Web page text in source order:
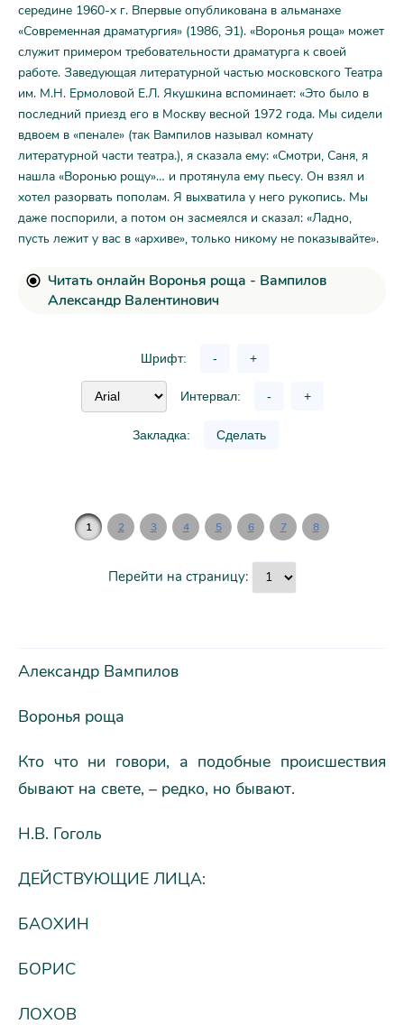
середине 1960-х г. Впервые опубликована в альманахе
«Современная драматургия» (1986, Э1). «Воронья роща» может
служит примером требовательности драматурга к своей
работе. Заведующая литературной частью московского Театра
им. М.Н. Ермоловой Е.Л. Якушкина вспоминает: «Это было в
последний приезд его в Москву весной 1972 года. Мы сидели
вдвоем в «пенале» (так Вампилов называл комнату
литературной части театра.), я сказала ему: «Смотри, Саня, я
нашла «Воронью рощу»… и протянула ему пьесу. Он взял и
хотел разорвать пополам. Я выхватила у него рукопись. Мы
даже поспорили, а потом он засмеялся и сказал: «Ладно,
пусть лежит у вас в «архиве», только никому не показывайте».
Читать онлайн Воронья роща - Вампилов
Александр Валентинович
Шрифт: - +
Интервал: - +
Закладка: Сделать
1 2 3 4 5 6 7 8
Перейти на страницу:
Александр Вампилов
Воронья роща
Кто что ни говори, а подобные происшествия
бывают на свете, – редко, но бывают.
Н.В. Гоголь
ДЕЙСТВУЮЩИЕ ЛИЦА:
БАОХИН
БОРИС
ЛОХОВ